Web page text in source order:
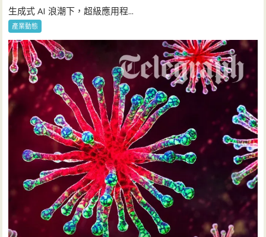
生成式 AI 浪潮下，超級應用程...
產業動態